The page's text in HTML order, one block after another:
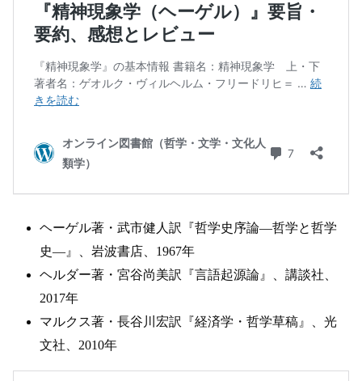
ヘーゲル著・武市健人訳『哲学史序論―哲学と哲学
史―』、岩波書店、1967年
ヘルダー著・宮谷尚美訳『言語起源論』、講談社、
2017年
マルクス著・長谷川宏訳『経済学・哲学草稿』、光
文社、2010年